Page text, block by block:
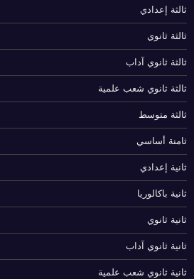
ثالثة إعدادي
ثالثة ثانوي
ثالثة ثانوي آداب
ثالثة ثانوي شعب علمية
ثالثة متوسط
ثامنة أساسي
ثانية إعدادي
ثانية باكالوريا
ثانية ثانوي
ثانية ثانوي آداب
ثانية ثانوي شعب علمية